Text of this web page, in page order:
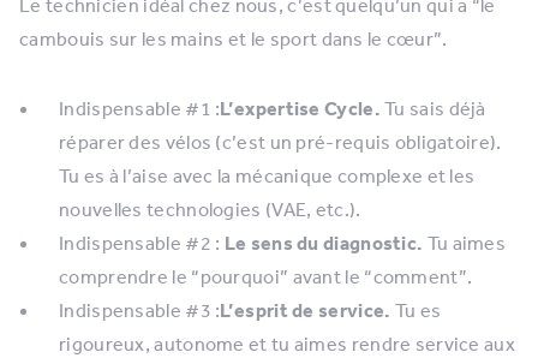
Le technicien idéal chez nous, c’est quelqu’un qui a “le
cambouis sur les mains et le sport dans le cœur”.
Indispensable #1 :L’expertise Cycle. Tu sais déjà
réparer des vélos (c’est un pré-requis obligatoire).
Tu es à l’aise avec la mécanique complexe et les
nouvelles technologies (VAE, etc.).
Indispensable #2 : Le sens du diagnostic. Tu aimes
comprendre le “pourquoi” avant le “comment”.
Indispensable #3 :L’esprit de service. Tu es
rigoureux, autonome et tu aimes rendre service aux